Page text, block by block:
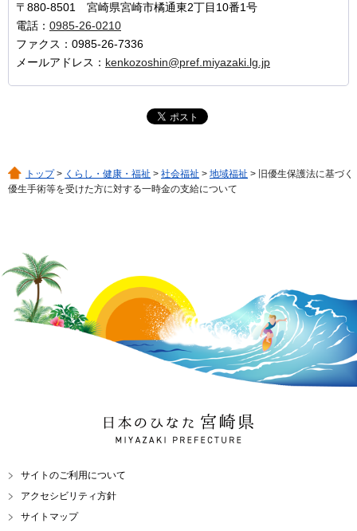
〒880-8501 宮崎県宮崎市橘通東2丁目10番1号
電話： 0985-26-0210
ファクス：0985-26-7336
メールアドレス： kenkozoshin@pref.miyazaki.lg.jp
トップ> くらし・健康・福祉 > 社会福祉 > 地域福祉 > 旧優生保護法に基づく
優生手術等を受けた方に対する一時金の支給について
日本のひなた 宮崎県
MIYAZAKI PREFECTURE
サイトのご利用について
アクセシビリティ方針
サイトマップ